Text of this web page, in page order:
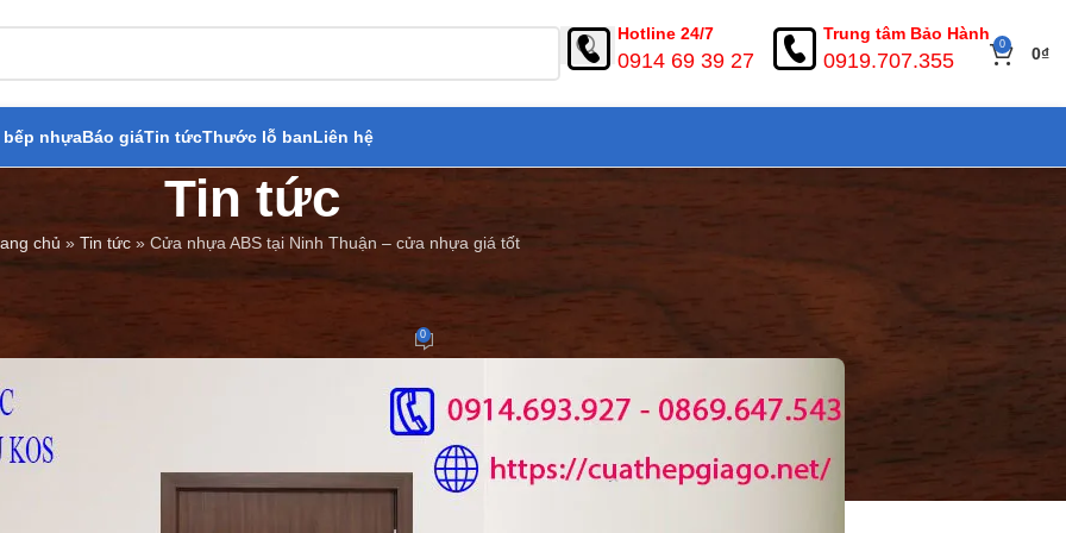
Hotline 24/7
0914 69 39 27
Trung tâm Bảo Hành
0919.707.355
0 0₫
bếp nhựaBáo giáTin tứcThước lỗ banLiên hệ
Tin tức
chủ » Tin tức » Cửa nhựa ABS tại Ninh Thuận – cửa nhựa giá tốt
ABS tại Ninh Thuận – cửa nhựa giá tốt
0